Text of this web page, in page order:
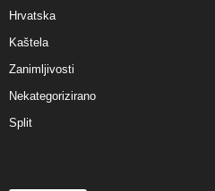
Hrvatska
Kaštela
Zanimljivosti
Nekategorizirano
Split